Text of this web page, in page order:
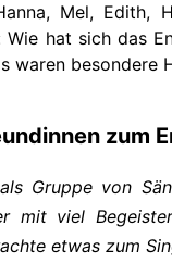
Mel,
hat sich das
waren besondere
zum
Gruppe von
mit viel
etwas zum